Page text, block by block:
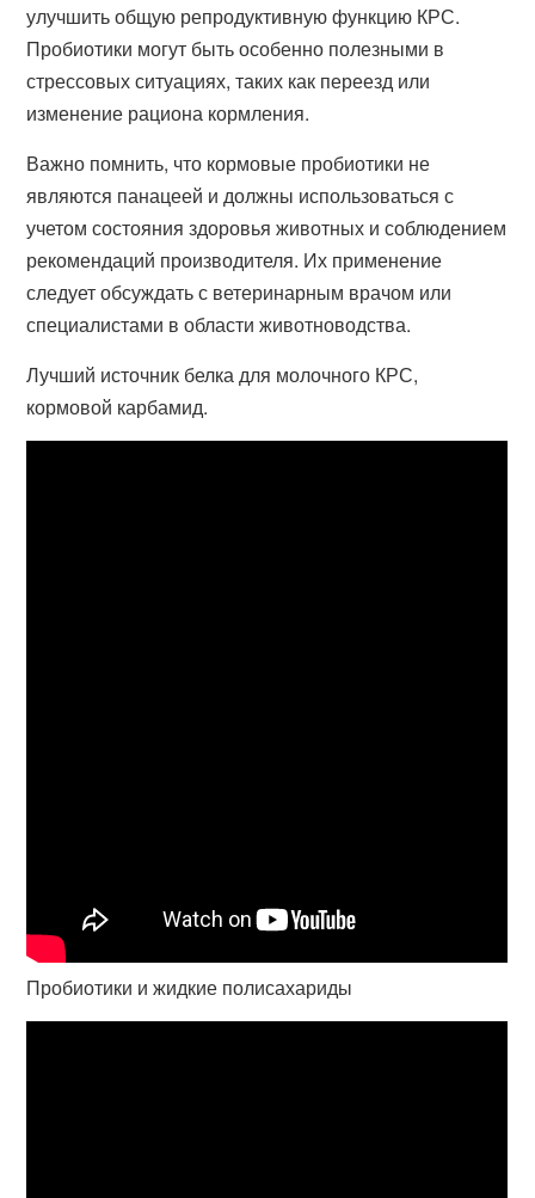
улучшить общую репродуктивную функцию КРС.
Пробиотики могут быть особенно полезными в
стрессовых ситуациях, таких как переезд или
изменение рациона кормления.
Важно помнить, что кормовые пробиотики не
являются панацеей и должны использоваться с
учетом состояния здоровья животных и соблюдением
рекомендаций производителя. Их применение
следует обсуждать с ветеринарным врачом или
специалистами в области животноводства.
Лучший источник белка для молочного КРС,
кормовой карбамид.
Пробиотики и жидкие полисахариды